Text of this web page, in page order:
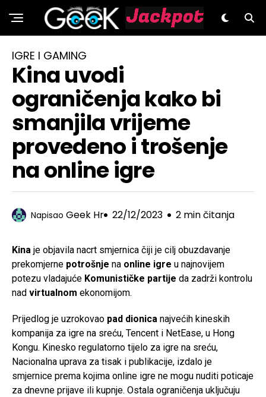
GeeK.hr
IGRE I GAMING
Kina uvodi
ograničenja kako bi
smanjila vrijeme
provedeno i trošenje
na online igre
Napisao Geek Hr 22/12/2023 2 min čitanja
Kina je objavila nacrt smjernica čiji je cilj obuzdavanje
prekomjerne potrošnje na online igre u najnovijem
potezu vladajuće Komunističke partije da zadrži kontrolu
nad virtualnom ekonomijom.
Prijedlog je uzrokovao pad dionica najvećih kineskih
kompanija za igre na sreću, Tencent i NetEase, u Hong
Kongu. Kinesko regulatorno tijelo za igre na sreću,
Nacionalna uprava za tisak i publikacije, izdalo je
smjernice prema kojima online igre ne mogu nuditi poticaje
za dnevne prijave ili kupnje. Ostala ograničenja uključuju